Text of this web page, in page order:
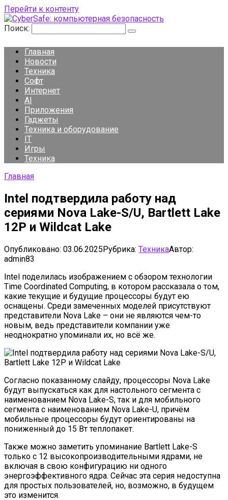
Перейти к контенту
Поиск:
Главная
Новости
Техника
Софт
Интернет
AI
Приложения
Гаджеты
Техника и оборудование
IT
Игры
Техника
Главная
Intel подтвердила работу над
сериями Nova Lake-S/U, Bartlett Lake
12P и Wildcat Lake
Опубликовано: 03.06.2025Рубрика: ТехникаАвтор:
admin83
Intel поделилась изображением с обзором технологии
Time Coordinated Computing, в котором рассказала о том,
какие текущие и будущие процессоры будут ею
оснащены. Среди замеченных моделей присутствуют
представители Nova Lake – они не являются чем-то
новым, ведь представители компании уже
неоднократно упоминали их, но всё же.
Согласно показанному слайду, процессоры Nova Lake
будут выпускаться как для настольного сегмента с
наименованием Nova Lake-S, так и для мобильного
сегмента с наименованием Nova Lake-U, причём
мобильные процессоры будут ориентированы на
пониженный до 15 Вт теплопакет.
Также можно заметить упоминание Bartlett Lake-S
только с 12 высокопроизводительными ядрами, не
включая в свою конфигурацию ни одного
энергоэффективного ядра. Сейчас эта серия недоступна
для простых пользователей, но, возможно, в будущем
это изменится.